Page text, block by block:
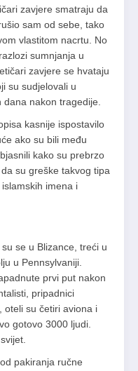
zavjere smatraju da
sam od sebe, tako
vlastitom nacrtu. No
sumnjanja u
zavjere se hvataju
su sudjelovali u
nakon tragedije.
kasnije ispostavilo
ako su bili među
kako su prebrzo
su greške takvog tipa
imena i
se u Blizance, treći u
u Pennsylvaniji.
prvi put nakon
pripadnici
oteli su četiri aviona i
gotovo 3000 ljudi.
pakiranja ručne